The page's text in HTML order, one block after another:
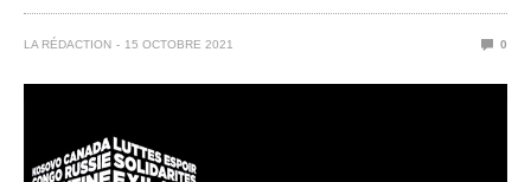
LA RÉDACTION 15 OCTOBRE 2021 0